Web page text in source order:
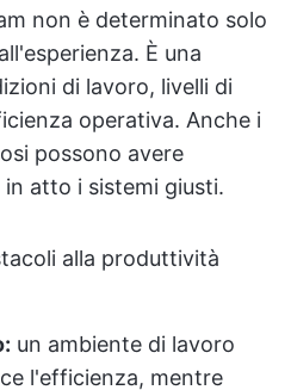
non è determinato solo
È una
di lavoro, livelli di
operativa. Anche i
possono avere
atto i sistemi giusti.
alla produttività
un ambiente di lavoro
l'efficienza, mentre